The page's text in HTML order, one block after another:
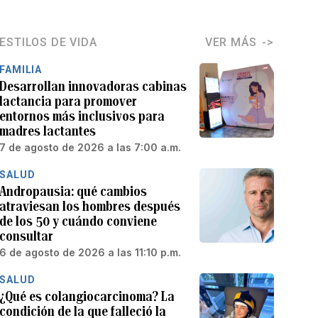
ESTILOS DE VIDA VER MÁS
FAMILIA
Desarrollan innovadoras cabinas
lactancia para promover
entornos más inclusivos para
madres lactantes
7 de agosto de 2026 a las 7:00 a.m.
SALUD
Andropausia: qué cambios
atraviesan los hombres después
de los 50 y cuándo conviene
consultar
6 de agosto de 2026 a las 11:10 p.m.
SALUD
¿Qué es colangiocarcinoma? La
condición de la que falleció la